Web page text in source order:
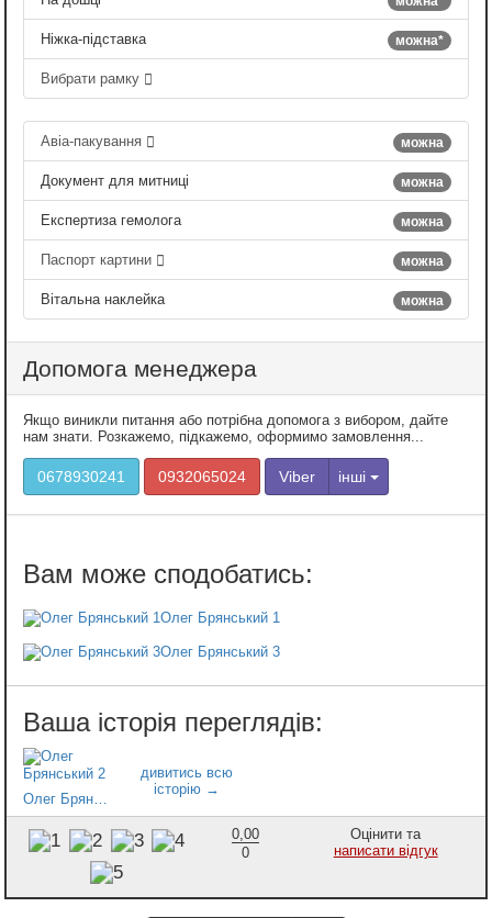
можна*
Ніжка-підставка
Вибрати рамку
можна
Авіа-пакування
можна
Документ для митниці
можна
Експертиза гемолога
можна
Паспорт картини
можна
Вітальна наклейка
Допомога менеджера
Якщо виникли питання або потрібна допомога з вибором, дайте
нам знати. Розкажемо, підкажемо, оформимо замовлення...
0678930241 0932065024 Viber інші
Олег Брянський 1
Олег Брянський 3
0,00
0
Оцінити та
написати відгук